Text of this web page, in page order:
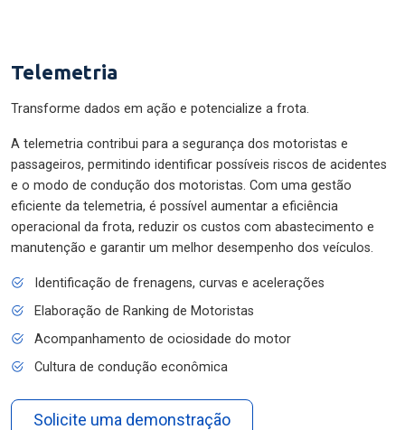
Telemetria
Transforme dados em ação e potencialize a frota.
A telemetria contribui para a segurança dos motoristas e
passageiros, permitindo identificar possíveis riscos de acidentes
e o modo de condução dos motoristas. Com uma gestão
eficiente da telemetria, é possível aumentar a eficiência
operacional da frota, reduzir os custos com abastecimento e
manutenção e garantir um melhor desempenho dos veículos.
Identificação de frenagens, curvas e acelerações
Elaboração de Ranking de Motoristas
Acompanhamento de ociosidade do motor
Cultura de condução econômica
Solicite uma demonstração